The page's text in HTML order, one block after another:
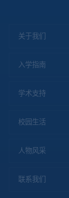
关于我们
入学指南
学术支持
校园生活
人物风采
联系我们